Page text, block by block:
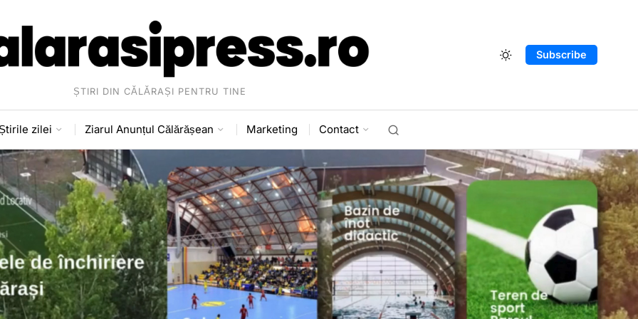
ȘTIRI DIN CĂLĂRAȘI PENTRU TINE
Subscribe
zilei Ziarul Anunțul Călărășean Marketing Contact